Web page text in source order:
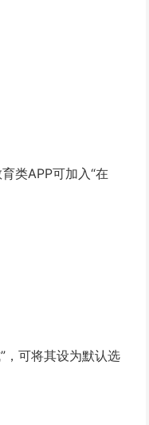
类APP可加入“在
，可将其设为默认选